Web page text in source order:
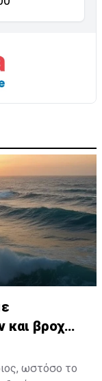
βροχών
ωστόσο το